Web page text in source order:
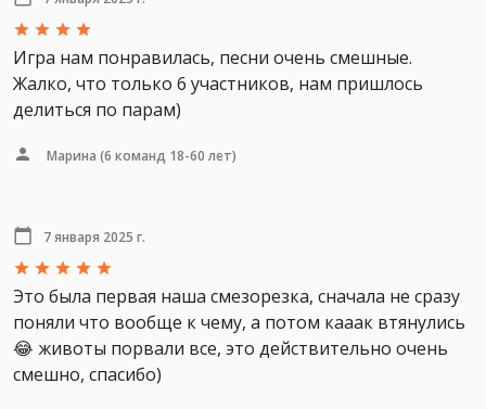
Игра нам понравилась, песни очень смешные.
Жалко, что только 6 участников, нам пришлось
делиться по парам)
Марина (6 команд 18-60 лет)
7 января 2025 г.
Это была первая наша смезорезка, сначала не сразу
поняли что вообще к чему, а потом кааак втянулись
😂 животы порвали все, это действительно очень
смешно, спасибо)